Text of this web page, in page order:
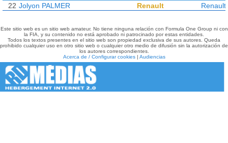
22 Jolyon PALMER Renault Renault
Este sitio web es un sitio web amateur. No tiene ninguna relación con Formula One Group ni con
la FIA, y su contenido no está aprobado ni patrocinado por estas entidades.
Todos los textos presentes en el sitio web son propiedad exclusiva de sus autores. Queda
prohibido cualquier uso en otro sitio web o cualquier otro medio de difusión sin la autorización de
los autores correspondientes.
Acerca de / Configurar cookies| Audiencias